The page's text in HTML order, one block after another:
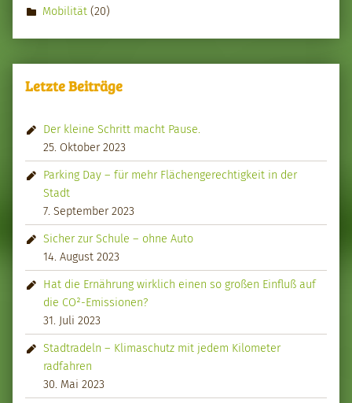
Mobilität (20)
Letzte Beiträge
Der kleine Schritt macht Pause.
25. Oktober 2023
Parking Day – für mehr Flächengerechtigkeit in der
Stadt
7. September 2023
Sicher zur Schule – ohne Auto
14. August 2023
Hat die Ernährung wirklich einen so großen Einfluß auf
die CO²-Emissionen?
31. Juli 2023
Stadtradeln – Klimaschutz mit jedem Kilometer
radfahren
30. Mai 2023